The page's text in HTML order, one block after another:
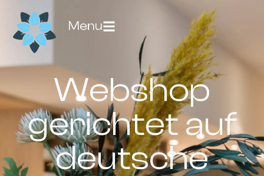
Menu
Webshop
gerichtet auf
deutsche